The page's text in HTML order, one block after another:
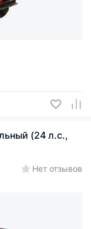
1200 мм, электростартер.
(24 л.с.,
Нет отзывов